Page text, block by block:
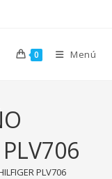
0 Menú
PLV706